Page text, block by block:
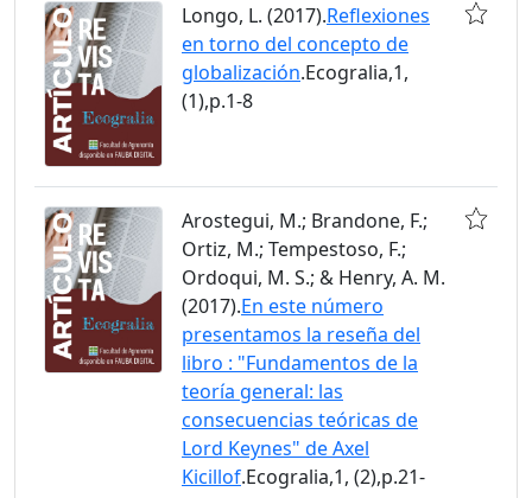
Longo, L. (2017).Reflexiones
en torno del concepto de
globalización.Ecogralia,1,
(1),p.1-8
Arostegui, M.; Brandone, F.;
Ortiz, M.; Tempestoso, F.;
Ordoqui, M. S.; & Henry, A. M.
(2017).En este número
presentamos la reseña del
libro : "Fundamentos de la
teoría general: las
consecuencias teóricas de
Lord Keynes" de Axel
Kicillof.Ecogralia,1, (2),p.21-